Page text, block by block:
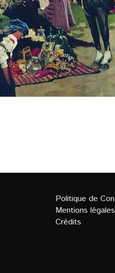
Politique de
Mentions légales
Crédits